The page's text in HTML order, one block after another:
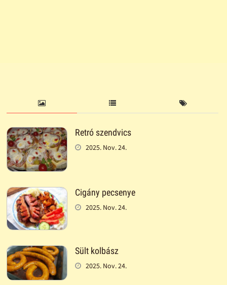
Retró szendvics
2025. Nov. 24.
Cigány pecsenye
2025. Nov. 24.
Sült kolbász
2025. Nov. 24.